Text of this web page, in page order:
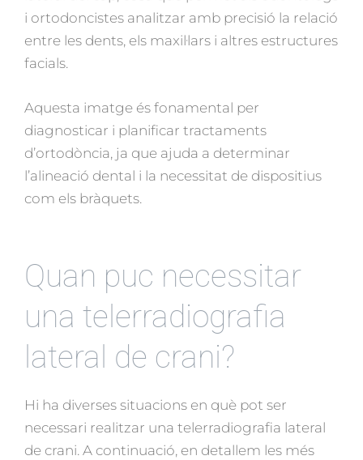
i ortodoncistes analitzar amb precisió la relació
entre les dents, els maxil·lars i altres estructures
facials.
Aquesta imatge és fonamental per
diagnosticar i planificar tractaments
d’ortodòncia, ja que ajuda a determinar
l’alineació dental i la necessitat de dispositius
com els bràquets.
Quan puc necessitar
una telerradiografia
lateral de crani?
Hi ha diverses situacions en què pot ser
necessari realitzar una telerradiografia lateral
de crani. A continuació, en detallem les més